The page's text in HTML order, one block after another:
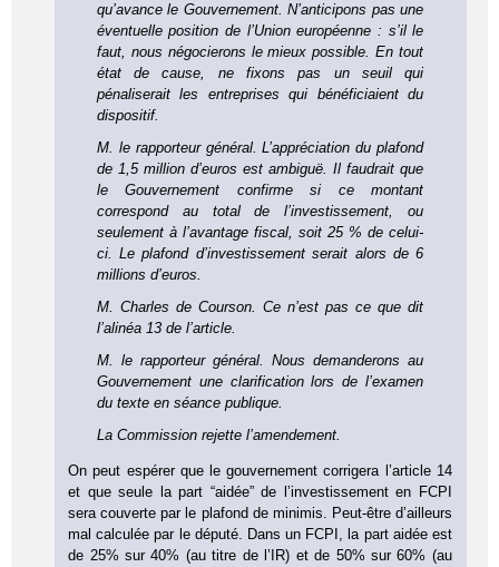
qu’avance le Gouvernement. N’anticipons pas une
éventuelle position de l’Union européenne : s’il le
faut, nous négocierons le mieux possible. En tout
état de cause, ne fixons pas un seuil qui
pénaliserait les entreprises qui bénéficiaient du
dispositif.
M. le rapporteur général. L’appréciation du plafond
de 1,5 million d’euros est ambiguë. Il faudrait que
le Gouvernement confirme si ce montant
correspond au total de l’investissement, ou
seulement à l’avantage fiscal, soit 25 % de celui-
ci. Le plafond d’investissement serait alors de 6
millions d’euros.
M. Charles de Courson. Ce n’est pas ce que dit
l’alinéa 13 de l’article.
M. le rapporteur général. Nous demanderons au
Gouvernement une clarification lors de l’examen
du texte en séance publique.
La Commission rejette l’amendement.
On peut espérer que le gouvernement corrigera l’article 14
et que seule la part “aidée” de l’investissement en FCPI
sera couverte par le plafond de minimis. Peut-être d’ailleurs
mal calculée par le député. Dans un FCPI, la part aidée est
de 25% sur 40% (au titre de l’IR) et de 50% sur 60% (au